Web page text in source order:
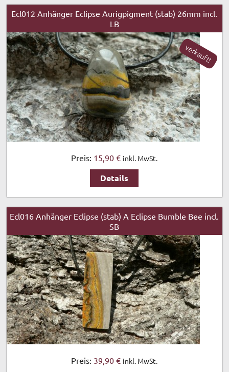
Ecl012 Anhänger Eclipse Aurigpigment (stab) 26mm incl.
LB
Preis: 15,90 € inkl. MwSt.
Details
verkauft!
Ecl016 Anhänger Eclipse (stab) A Eclipse Bumble Bee incl.
SB
Preis: 39,90 € inkl. MwSt.